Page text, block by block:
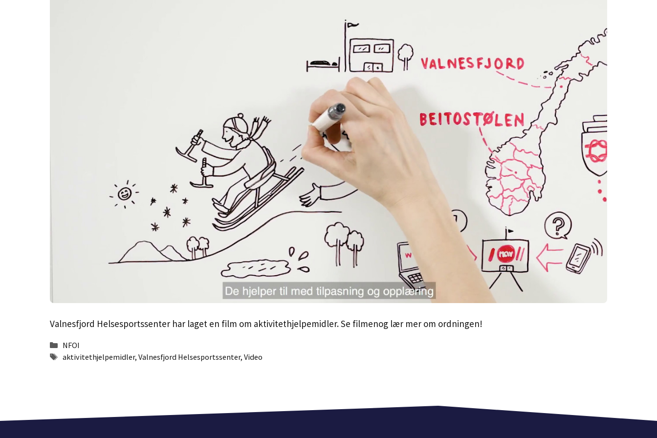
Valnesfjord Helsesportssenter har laget en film om aktivitethjelpemidler. Se filmenog lær mer om ordningen!
Kategorier
NFOI
Stikkord
aktivitethjelpemidler, Valnesfjord Helsesportssenter, Video